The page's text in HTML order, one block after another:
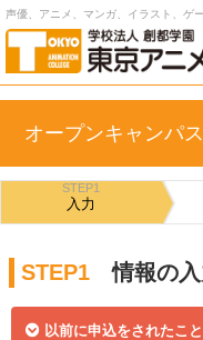
声優、アニメ、マンガ、イラスト、ゲ
オープンキャンパ
STEP1
入力
STEP1 情報の入
以前に申込をされたこ